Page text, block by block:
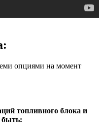
опциями на момент
топливного блока и
быть: